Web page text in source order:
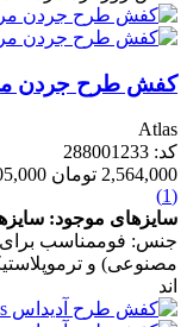
کفش طرح جردن
Atlas
کد: 288001233
2,564,000 تومان
(1)
سایزهای موجود:
جنس: فوممناسب برای:
مصنوعی) و
اند